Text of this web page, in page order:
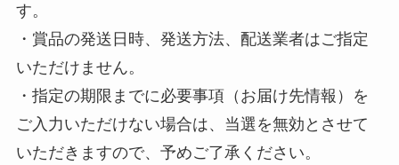
す。
・賞品の発送日時、発送方法、配送業者はご指定
いただけません。
・指定の期限までに必要事項（お届け先情報）を
ご入力いただけない場合は、当選を無効とさせて
いただきますので、予めご了承ください。